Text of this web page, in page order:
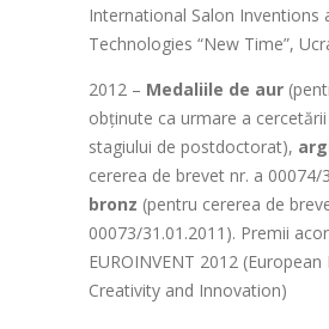
International Salon Inventions
Technologies “New Time”,
2012 – Medaliile de aur
obținute ca urmare a
stagiului de postdoctorat),
cererea de brevet nr. a 00074/
bronz (pentru cererea de
00073/31.01.2011). Premii
EUROINVENT 2012
Creativity and Innovation)